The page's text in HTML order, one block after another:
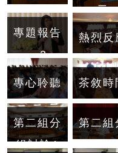
二
專題報告
一2
熱烈反
專心聆聽 茶敘時
第二組分
組討論1
第二組